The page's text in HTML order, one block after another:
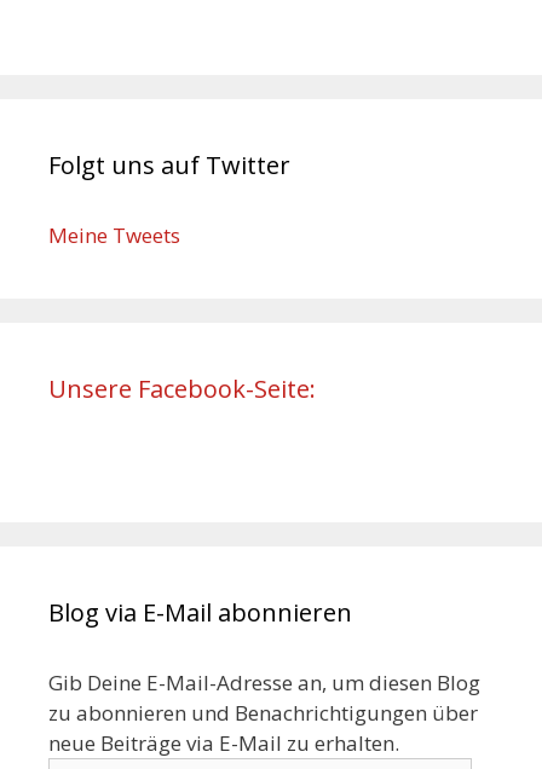
Folgt uns auf Twitter
Meine Tweets
Unsere Facebook-Seite:
Blog via E-Mail abonnieren
Gib Deine E-Mail-Adresse an, um diesen Blog
zu abonnieren und Benachrichtigungen über
neue Beiträge via E-Mail zu erhalten.